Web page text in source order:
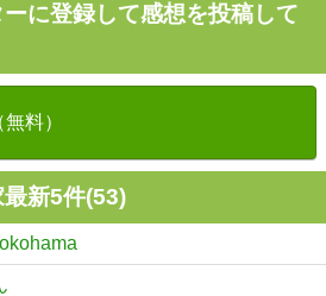
に登録して感想を投稿して
料）
新5件(53)